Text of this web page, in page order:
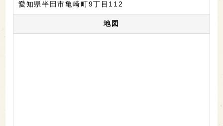
愛知県半田市亀崎町9丁目112
地図